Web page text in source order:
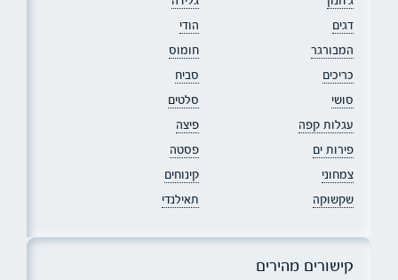
דגים
הודי
המבורגר
חומוס
כריכים
סביח
סושי
סלטים
עגלות קפה
פיצה
פירות ים
פסטה
צמחוני
קינוחים
שקשוקה
תאילנדי
קישורים מהירים